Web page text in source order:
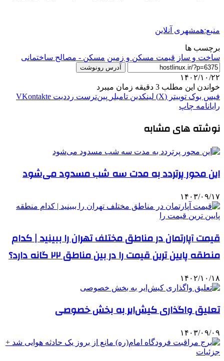
منبع:همشهری آنلاین
برچسب ها
ساخت و ساز قیمت مسکن و زمین مسکن - مصالح ساختمانی
آدرس رونوشت
۱۴۰۲/۱۰/۲۲
خواندن این مطلب 3 دقیقه زمان میبرد
فیس بوک توییتر (X) لینکدین ‫تامبلر ‫پین‌ترست ‫رددیت ‫VKontakte
رایانامه چاپ
نوشته های مشابه
این محور پرتردد به مدت سه شب مسدود می‌شود
۱۴۰۳/۰۹/۱۷
قیمت آپارتمان در مناطق مختلف تهران را ببینید | کدام
منطقه پایین ترین قیمت را در بین مناطق ۲۲ گانه دارد؟
۱۴۰۲/۱۰/۱۸
تعلیق واگذاری کیش‌ایر به بخش خصوصی
۱۴۰۳/۰۹/۰۹